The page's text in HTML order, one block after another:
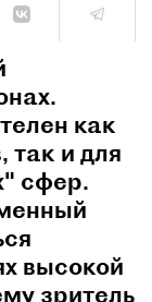
как
так и для
сфер.
высокой
зритель